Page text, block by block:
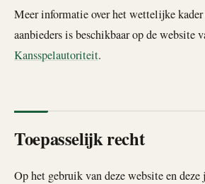
Meer informatie over het wettelijke kader
aanbieders is beschikbaar op de website
Kansspelautoriteit.
Toepasselijk recht
Op het gebruik van deze website en